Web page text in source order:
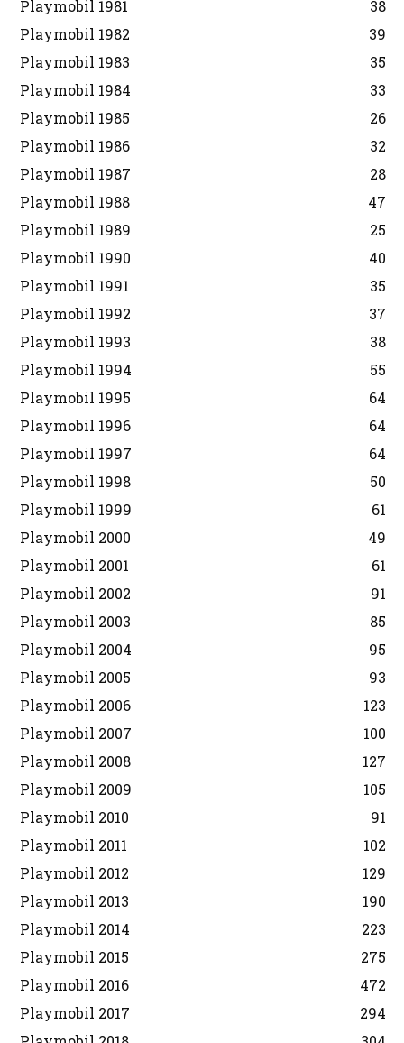
Playmobil 1981
38
Playmobil 1982
39
Playmobil 1983
35
Playmobil 1984
33
Playmobil 1985
26
Playmobil 1986
32
Playmobil 1987
28
Playmobil 1988
47
Playmobil 1989
25
Playmobil 1990
40
Playmobil 1991
35
Playmobil 1992
37
Playmobil 1993
38
Playmobil 1994
55
Playmobil 1995
64
Playmobil 1996
64
Playmobil 1997
64
Playmobil 1998
50
Playmobil 1999
61
Playmobil 2000
49
Playmobil 2001
61
Playmobil 2002
91
Playmobil 2003
85
Playmobil 2004
95
Playmobil 2005
93
Playmobil 2006
123
Playmobil 2007
100
Playmobil 2008
127
Playmobil 2009
105
Playmobil 2010
91
Playmobil 2011
102
Playmobil 2012
129
Playmobil 2013
190
Playmobil 2014
223
Playmobil 2015
275
Playmobil 2016
472
Playmobil 2017
294